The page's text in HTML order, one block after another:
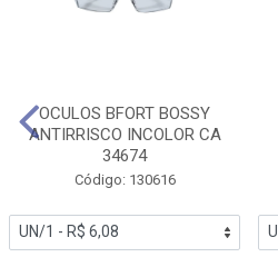
OCULOS BFORT BOSSY
ANTIRRISCO INCOLOR CA
34674
Código: 130616